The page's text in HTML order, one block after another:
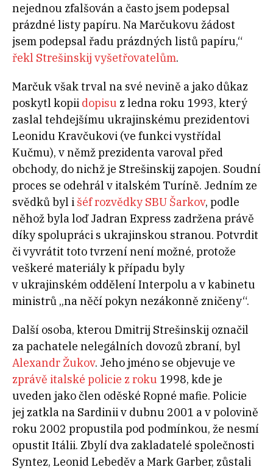
nejednou zfalšován a často jsem podepsal
prázdné listy papíru. Na Marčukovu žádost
jsem podepsal řadu prázdných listů papíru,“
řekl Strešinskij vyšetřovatelům.
Marčuk však trval na své nevině a jako důkaz
poskytl kopii dopisu z ledna roku 1993, který
zaslal tehdejšímu ukrajinskému prezidentovi
Leonidu Kravčukovi (ve funkci vystřídal
Kučmu), v němž prezidenta varoval před
obchody, do nichž je Strešinskij zapojen. Soudní
proces se odehrál v italském Turíně. Jedním ze
svědků byl i šéf rozvědky SBU Šarkov, podle
něhož byla loď Jadran Express zadržena právě
díky spolupráci s ukrajinskou stranou. Potvrdit
či vyvrátit toto tvrzení není možné, protože
veškeré materiály k případu byly
v ukrajinském oddělení Interpolu a v kabinetu
ministrů „na něčí pokyn nezákonně zničeny“.
Další osoba, kterou Dmitrij Strešinskij označil
za pachatele nelegálních dovozů zbraní, byl
Alexandr Žukov. Jeho jméno se objevuje ve
zprávě italské policie z roku 1998, kde je
uveden jako člen oděské Ropné mafie. Policie
jej zatkla na Sardinii v dubnu 2001 a v polovině
roku 2002 propustila pod podmínkou, že nesmí
opustit Itálii. Zbylí dva zakladatelé společnosti
Syntez, Leonid Lebeděv a Mark Garber, zůstali